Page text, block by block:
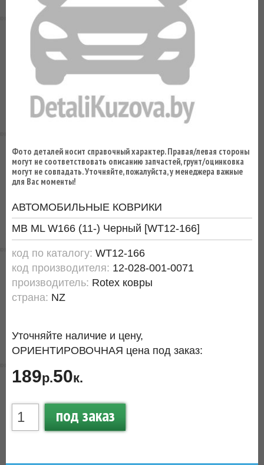
Фото деталей носит справочный характер. Правая/левая стороны
могут не соответствовать описанию запчастей, грунт/оцинковка
могут не совпадать. Уточняйте, пожалуйста, у менеджера важные
для Вас моменты!
АВТОМОБИЛЬНЫЕ КОВРИКИ
MB ML W166 (11-) Черный [WT12-166]
код по каталогу: WT12-166
код производителя: 12-028-001-0071
производитель: Rotex ковры
страна: NZ
Уточняйте наличие и цену,
ОРИЕНТИРОВОЧНАЯ цена под заказ:
189р.50к.
под заказ